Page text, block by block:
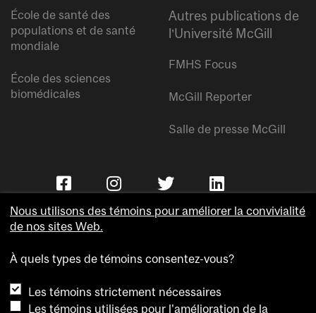
École de santé des
populations et de santé
mondiale
École des sciences
biomédicales
Autres publications de
l’Université McGill
FMHS Focus
McGill Reporter
Salle de presse McGill
Accessibilité
Nous utilisons des témoins pour améliorer la convivialité
de nos sites Web.
À quels types de témoins consentez-vous?
Les témoins strictement nécessaires
Les témoins utilisées pour l'amélioration de la